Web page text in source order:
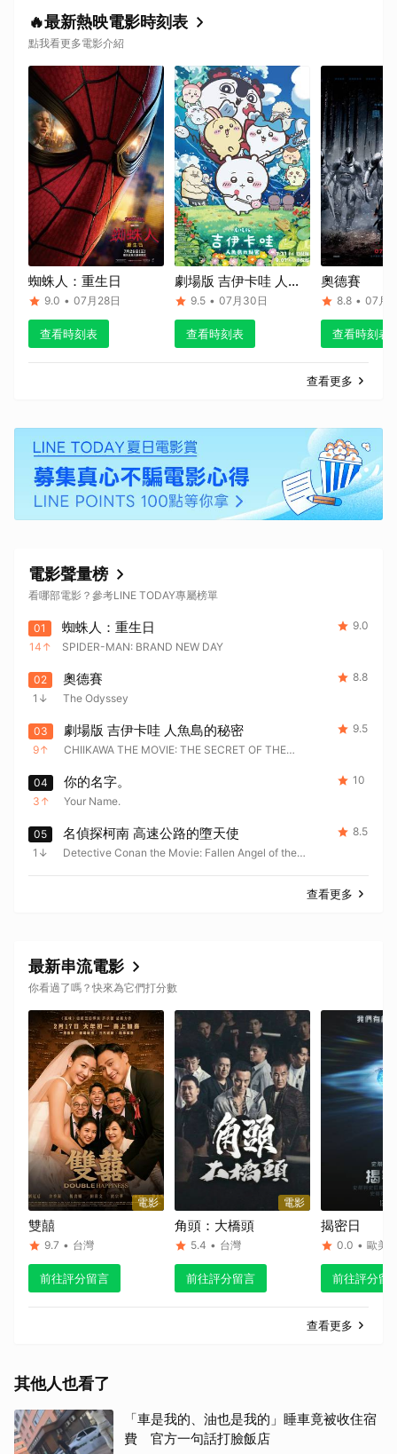
🔥最新熱映電影時刻表
點我看更多電影介紹
蜘蛛人：重生日
9.0 • 07月28日
查看時刻表
劇場版 吉伊卡哇 人魚
島的秘密
9.5 • 07月30日
查看時刻表
奧德賽
8.8 • 07月
查看時刻表
查看更多
電影聲量榜
看哪部電影？參考LINE TODAY專屬榜單
01
14
蜘蛛人：重生日
SPIDER-MAN: BRAND NEW DAY
9.0
02
1
奧德賽
The Odyssey
8.8
03
9
劇場版 吉伊卡哇 人魚島的秘密
CHIIKAWA THE MOVIE: THE SECRET OF THE
9.5
04
3
你的名字。
Your Name.
10
05
1
名偵探柯南 高速公路的墮天使
Detective Conan the Movie: Fallen Angel of the
8.5
查看更多
最新串流電影
你看過了嗎？快來為它們打分數
電影
雙囍
9.7 • 台灣
前往評分留言
電影
角頭：大橋頭
5.4 • 台灣
前往評分留言
揭密日
0.0 • 歐美
前往評分留
查看更多
其他人也看了
「車是我的、油也是我的」睡車竟被收住宿
費 官方一句話打臉飯店
取消